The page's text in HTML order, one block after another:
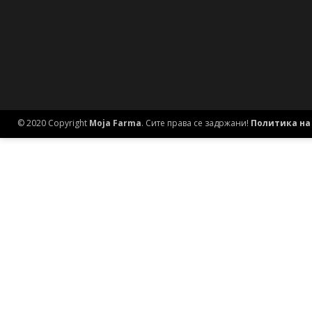
© 2020 Copyright Moja Farma. Сите права се задржани! Политика